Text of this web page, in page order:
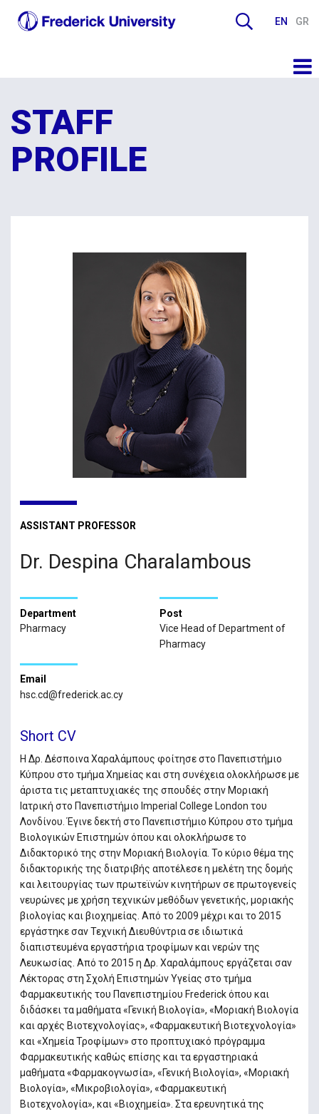
EN GR
STAFF
PROFILE
ASSISTANT PROFESSOR
Dr. Despina Charalambous
Department
Pharmacy
Post
Vice Head of Department of
Pharmacy
Email
hsc.cd@frederick.ac.cy
Short CV
Η Δρ. Δέσποινα Χαραλάμπους φοίτησε στο Πανεπιστήμιο
Κύπρου στο τμήμα Χημείας και στη συνέχεια ολοκλήρωσε με
άριστα τις μεταπτυχιακές της σπουδές στην Μοριακή
Ιατρική στο Πανεπιστήμιο Imperial College London του
Λονδίνου. Έγινε δεκτή στο Πανεπιστήμιο Κύπρου στο τμήμα
Βιολογικών Επιστημών όπου και ολοκλήρωσε το
Διδακτορικό της στην Μοριακή Βιολογία. Το κύριο θέμα της
διδακτορικής της διατριβής αποτέλεσε η μελέτη της δομής
και λειτουργίας των πρωτεϊνών κινητήρων σε πρωτογενείς
νευρώνες με χρήση τεχνικών μεθόδων γενετικής, μοριακής
βιολογίας και βιοχημείας. Από το 2009 μέχρι και το 2015
εργάστηκε σαν Τεχνική Διευθύντρια σε ιδιωτικά
διαπιστευμένα εργαστήρια τροφίμων και νερών της
Λευκωσίας. Από το 2015 η Δρ. Χαραλάμπους εργάζεται σαν
Λέκτορας στη Σχολή Επιστημών Υγείας στο τμήμα
Φαρμακευτικής του Πανεπιστημίου Frederick όπου και
διδάσκει τα μαθήματα «Γενική Βιολογία», «Μοριακή Βιολογία
και αρχές Βιοτεχνολογίας», «Φαρμακευτική Βιοτεχνολογία»
και «Χημεία Τροφίμων» στο προπτυχιακό πρόγραμμα
Φαρμακευτικής καθώς επίσης και τα εργαστηριακά
μαθήματα «Φαρμακογνωσία», «Γενική Βιολογία», «Μοριακή
Βιολογία», «Μικροβιολογία», «Φαρμακευτική
Βιοτεχνολογία», και «Βιοχημεία». Στα ερευνητικά της